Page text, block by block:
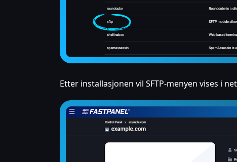
Etter installasjonen vil SFTP-menyen vises i